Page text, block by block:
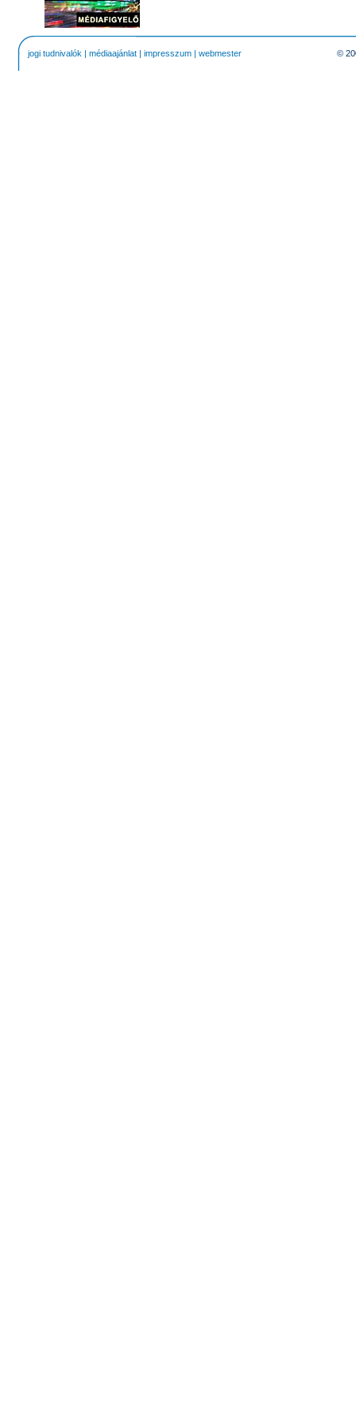
jogi tudnivalók | médiaajánlat | impresszum | webmester ©